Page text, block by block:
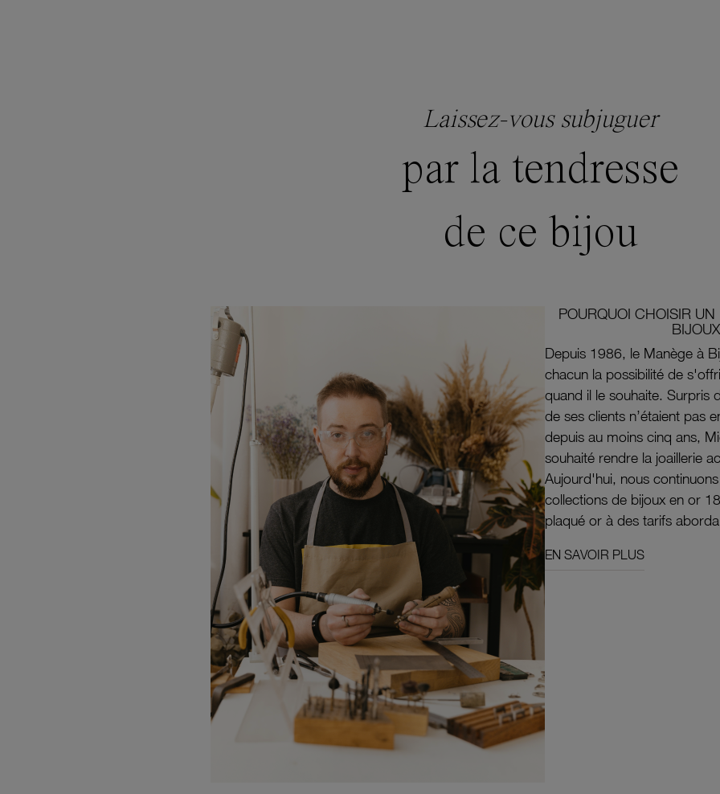
Laissez-vous subjuguer
par la tendresse
de ce bijou
POURQUOI CHOISIR
Depuis 1986, le Manège à
chacun la possibilité de
quand il le souhaite. Surpris
de ses clients n’étaient pas
depuis au moins cinq ans,
souhaité rendre la joaillerie
Aujourd'hui, nous
collections de bijoux en or
plaqué or à des tarifs
EN SAVOIR PLUS